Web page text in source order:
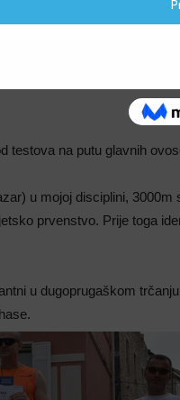
koja se tamo
i da ću pomjeriti taj
testova na putu glavnih
u mojoj disciplini, 3000m
prvenstvo. Prije toga
u dugoprugaškom